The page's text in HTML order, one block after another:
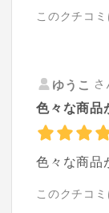
このクチコ
ゆうこ
色々な商品
色々な商品
このクチコ